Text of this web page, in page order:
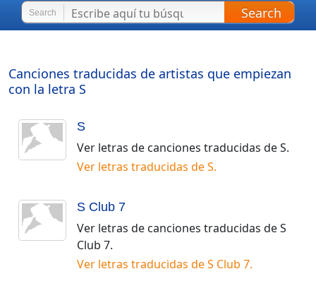
Search Search
Canciones traducidas de artistas que empiezan
con la letra S
S
Ver letras de canciones traducidas deS.
Ver letras traducidas deS.
S Club 7
Ver letras de canciones traducidas deS
Club 7.
Ver letras traducidas deS Club 7.